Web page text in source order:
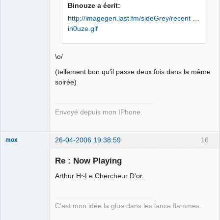
Binouze a écrit:
http://imagegen.last.fm/sideGrey/recent …
in0uze.gif
\o/
(tellement bon qu'il passe deux fois dans la même
soirée)
Envoyé depuis mon IPhone.
16
mox 26-04-2006 19:38:59
Re : Now Playing
Arthur H~Le Chercheur D'or.
C'est mon idée la glue dans les lance flammes.